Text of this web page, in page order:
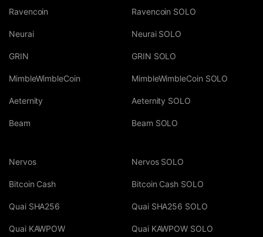
Ravencoin
Neurai
GRIN
MimbleWimbleCoin
Aeternity
Beam
Ravencoin SOLO
Neurai SOLO
GRIN SOLO
MimbleWimbleCoin SOLO
Aeternity SOLO
Beam SOLO
Nervos
Bitcoin Cash
Quai SHA256
Quai KAWPOW
Nervos SOLO
Bitcoin Cash SOLO
Quai SHA256 SOLO
Quai KAWPOW SOLO